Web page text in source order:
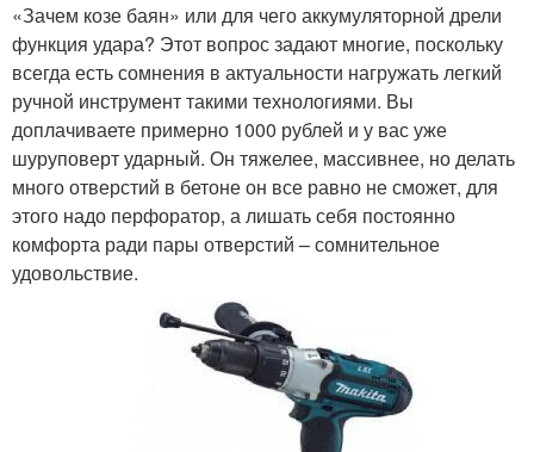
«Зачем козе баян» или для чего аккумуляторной дрели
функция удара? Этот вопрос задают многие, поскольку
всегда есть сомнения в актуальности нагружать легкий
ручной инструмент такими технологиями. Вы
доплачиваете примерно 1000 рублей и у вас уже
шуруповерт ударный. Он тяжелее, массивнее, но делать
много отверстий в бетоне он все равно не сможет, для
этого надо перфоратор, а лишать себя постоянно
комфорта ради пары отверстий – сомнительное
удовольствие.